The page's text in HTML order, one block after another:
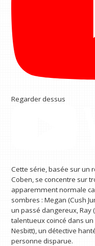
Regarder dessus
Cette série, basée sur un
Coben, se concentre sur
apparemment normale
sombres : Megan (Cush
un passé dangereux, Ray
talentueux coincé dans
Nesbitt), un détective
personne disparue.